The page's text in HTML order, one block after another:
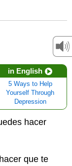
in English
5 Ways to Help
Yourself Through
Depression
hacer
que te